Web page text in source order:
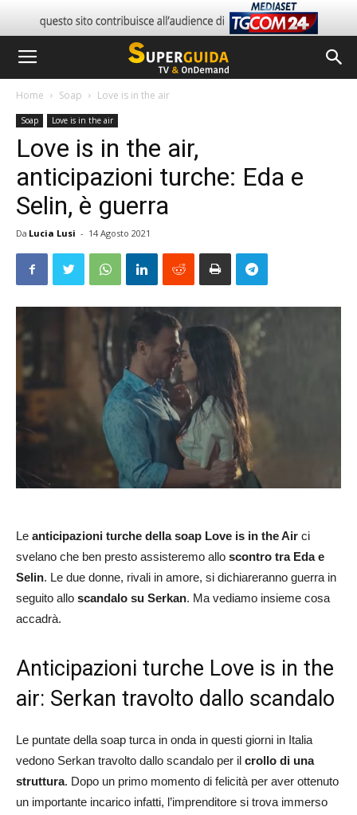
Home Soap Love is in the air
Soap Love is in the air
Love is in the air,
anticipazioni turche: Eda e
Selin, è guerra
Da Lucia Lusi - 14 Agosto 2021
Le anticipazioni turche della soap Love is in the Air ci
svelano che ben presto assisteremo allo scontro tra Eda e
Selin. Le due donne, rivali in amore, si dichiareranno guerra in
seguito allo scandalo su Serkan. Ma vediamo insieme cosa
accadrà.
Anticipazioni turche Love is in the
air: Serkan travolto dallo scandalo
Le puntate della soap turca in onda in questi giorni in Italia
vedono Serkan travolto dallo scandalo per il crollo di una
struttura. Dopo un primo momento di felicità per aver ottenuto
un importante incarico infatti, l’imprenditore si trova immerso